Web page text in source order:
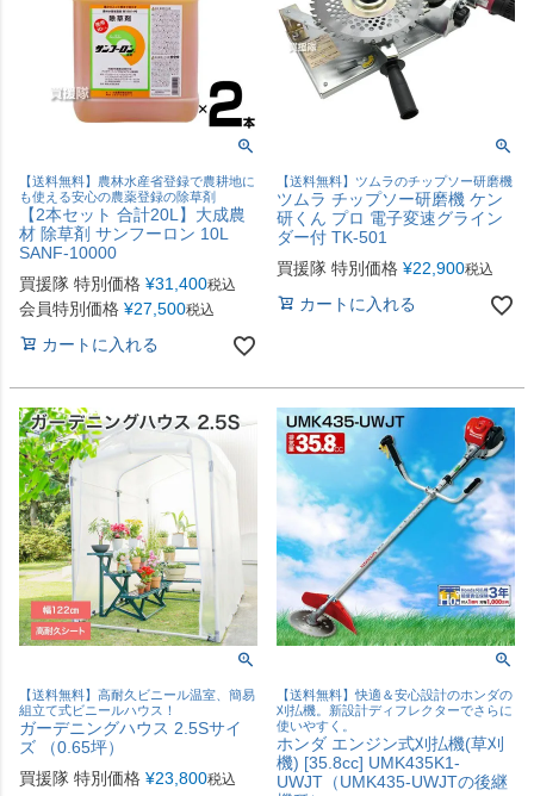
【送料無料】農林水産省登録で農耕地に
も使える安心の農薬登録の除草剤
【2本セット 合計20L】大成農
材 除草剤 サンフーロン 10L
SANF-10000
買援隊 特別価格 ¥31,400税込
会員特別価格 ¥27,500税込
カートに入れる
【送料無料】ツムラのチップソー研磨機
ツムラ チップソー研磨機 ケン
研くん プロ 電子変速グライン
ダー付 TK-501
買援隊 特別価格 ¥22,900税込
カートに入れる
【送料無料】高耐久ビニール温室、簡易
組立て式ビニールハウス！
ガーデニングハウス 2.5Sサイ
ズ （0.65坪）
買援隊 特別価格 ¥23,800税込
【送料無料】快適＆安心設計のホンダの
刈払機。新設計ディフレクターでさらに
使いやすく。
ホンダ エンジン式刈払機(草刈
機) [35.8cc] UMK435K1-
UWJT（UMK435-UWJTの後継